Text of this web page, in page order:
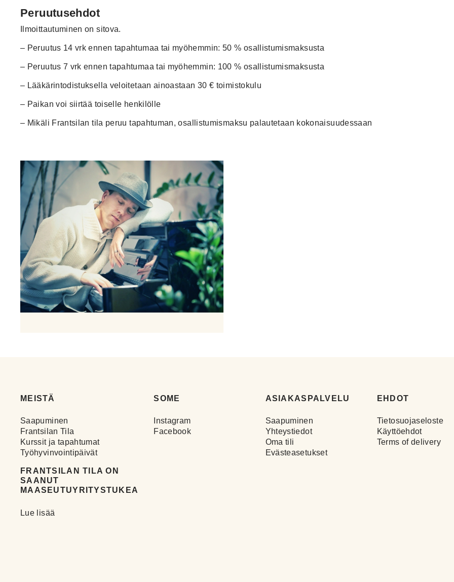
Peruutusehdot
Ilmoittautuminen on sitova.
– Peruutus 14 vrk ennen tapahtumaa tai myöhemmin: 50 % osallistumismaksusta
– Peruutus 7 vrk ennen tapahtumaa tai myöhemmin: 100 % osallistumismaksusta
– Lääkärintodistuksella veloitetaan ainoastaan 30 € toimistokulu
– Paikan voi siirtää toiselle henkilölle
– Mikäli Frantsilan tila peruu tapahtuman, osallistumismaksu palautetaan kokonaisuudessaan
MEISTÄ
Saapuminen
Frantsilan Tila
Kurssit ja tapahtumat
Työhyvinvointipäivät
FRANTSILAN TILA ON
SAANUT
MAASEUTUYRITYSTUKEA
Lue lisää
SOME
Instagram
Facebook
ASIAKASPALVELU
Saapuminen
Yhteystiedot
Oma tili
Evästeasetukset
EHDOT
Tietosuojaseloste
Käyttöehdot
Terms of delivery